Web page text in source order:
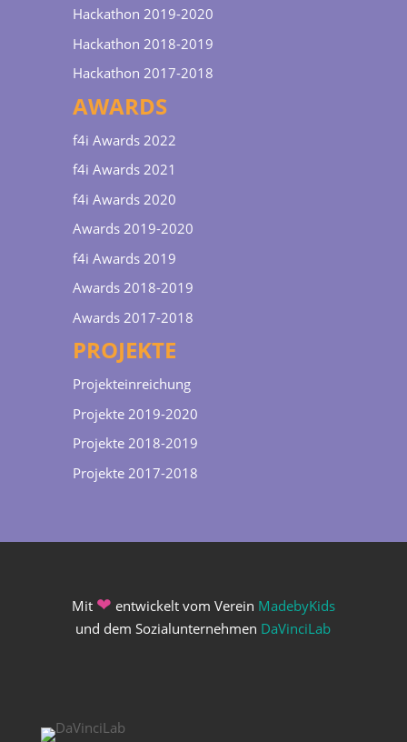
Hackathon 2019-2020
Hackathon 2018-2019
Hackathon 2017-2018
AWARDS
f4i Awards 2022
f4i Awards 2021
f4i Awards 2020
Awards 2019-2020
f4i Awards 2019
Awards 2018-2019
Awards 2017-2018
PROJEKTE
Projekteinreichung
Projekte 2019-2020
Projekte 2018-2019
Projekte 2017-2018
Mit ❤ entwickelt vom Verein MadebyKids
und dem Sozialunternehmen DaVinciLab